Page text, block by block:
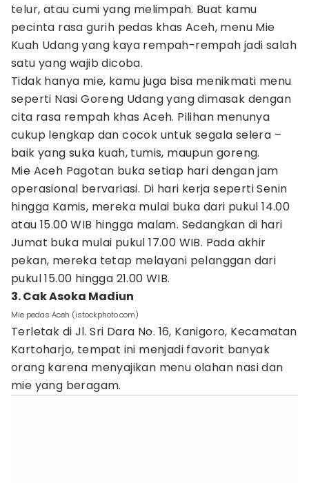
telur, atau cumi yang melimpah. Buat kamu
pecinta rasa gurih pedas khas Aceh, menu Mie
Kuah Udang yang kaya rempah-rempah jadi salah
satu yang wajib dicoba.
Tidak hanya mie, kamu juga bisa menikmati menu
seperti Nasi Goreng Udang yang dimasak dengan
cita rasa rempah khas Aceh. Pilihan menunya
cukup lengkap dan cocok untuk segala selera –
baik yang suka kuah, tumis, maupun goreng.
Mie Aceh Pagotan buka setiap hari dengan jam
operasional bervariasi. Di hari kerja seperti Senin
hingga Kamis, mereka mulai buka dari pukul 14.00
atau 15.00 WIB hingga malam. Sedangkan di hari
Jumat buka mulai pukul 17.00 WIB. Pada akhir
pekan, mereka tetap melayani pelanggan dari
pukul 15.00 hingga 21.00 WIB.
3. Cak Asoka Madiun
Mie pedas Aceh (istockphoto.com)
Terletak di Jl. Sri Dara No. 16, Kanigoro, Kecamatan
Kartoharjo, tempat ini menjadi favorit banyak
orang karena menyajikan menu olahan nasi dan
mie yang beragam.